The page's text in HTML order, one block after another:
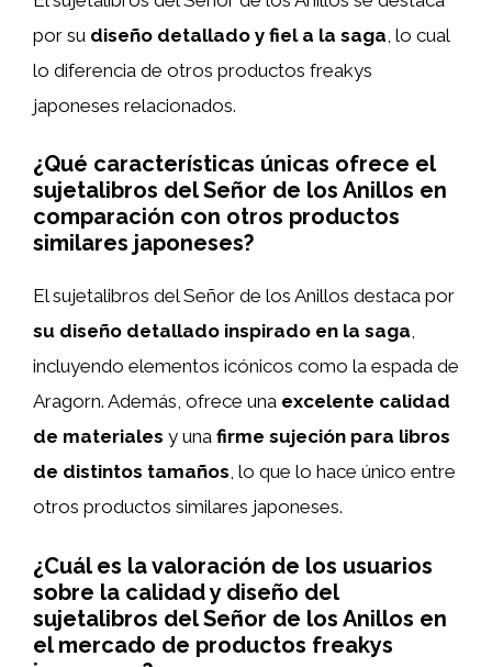
por su diseño detallado y fiel a la saga , lo cual
lo diferencia de otros productos freakys
japoneses relacionados.
¿Qué características únicas ofrece el
sujetalibros del Señor de los Anillos en
comparación con otros productos
similares japoneses?
El sujetalibros del Señor de los Anillos destaca por
su diseño detallado inspirado en la saga,
incluyendo elementos icónicos como la espada de
Aragorn. Además, ofrece una excelente calidad
de materiales y una firme sujeción para libros
de distintos tamaños, lo que lo hace único entre
otros productos similares japoneses.
¿Cuál es la valoración de los usuarios
sobre la calidad y diseño del
sujetalibros del Señor de los Anillos en
el mercado de productos freakys